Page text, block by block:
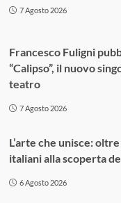
7 Agosto 2026
Francesco Fuligni
“Calipso”, il nuovo
teatro
7 Agosto 2026
L’arte che unisce:
italiani alla scoperta
6 Agosto 2026